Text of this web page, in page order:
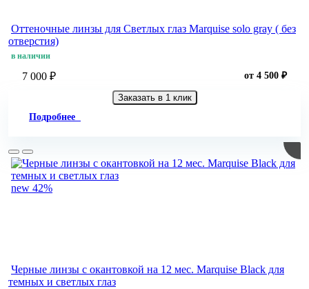
Оттеночные линзы для Светлых глаз Marquise solo gray ( без
отверстия)
в наличии
7 000 ₽ от 4 500 ₽
Заказать в 1 клик
Подробнее
new 42%
Черные линзы c окантовкой на 12 мес. Marquise Black для
темных и светлых глаз